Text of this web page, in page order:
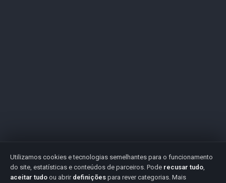
Utilizamos cookies e tecnologias semelhantes para o funcionamento
do site, estatísticas e conteúdos de parceiros. Pode recusar tudo,
aceitar tudo ou abrir definições para rever categorias. Mais